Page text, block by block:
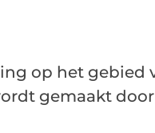
op het gebied
gemaakt